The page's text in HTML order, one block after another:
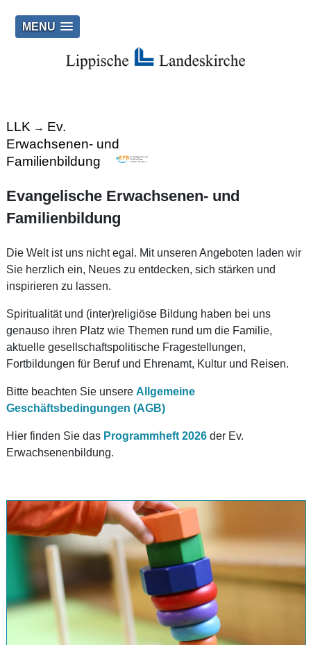
MENU
LLK → Ev.
Erwachsenen- und
Familienbildung
Evangelische Erwachsenen- und
Familienbildung
Die Welt ist uns nicht egal. Mit unseren Angeboten laden wir
Sie herzlich ein, Neues zu entdecken, sich stärken und
inspirieren zu lassen.
Spiritualität und (inter)religiöse Bildung haben bei uns
genauso ihren Platz wie Themen rund um die Familie,
aktuelle gesellschaftspolitische Fragestellungen,
Fortbildungen für Beruf und Ehrenamt, Kultur und Reisen.
Bitte beachten Sie unsere Allgemeine
Geschäftsbedingungen (AGB)
Hier finden Sie das Programmheft 2026der Ev.
Erwachsenenbildung.